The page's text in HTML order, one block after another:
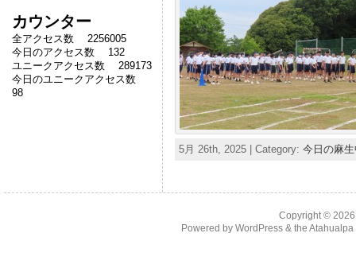
カウンター
全アクセス数 2256005
今日のアクセス数 132
ユニークアクセス数 289173
今日のユニークアクセス数
98
5月 26th, 2025 | Category: 今日の麻
Copyright ©
Powered by WordPress& the Atahualpa